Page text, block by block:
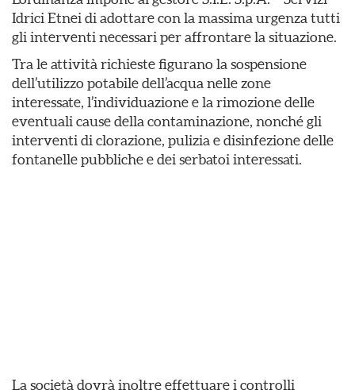
Idrici Etnei di adottare con la massima urgenza tutti
gli interventi necessari per affrontare la situazione.
Tra le attività richieste figurano la sospensione
dell’utilizzo potabile dell’acqua nelle zone
interessate, l’individuazione e la rimozione delle
eventuali cause della contaminazione, nonché gli
interventi di clorazione, pulizia e disinfezione delle
fontanelle pubbliche e dei serbatoi interessati.
La società dovrà inoltre effettuare i controlli